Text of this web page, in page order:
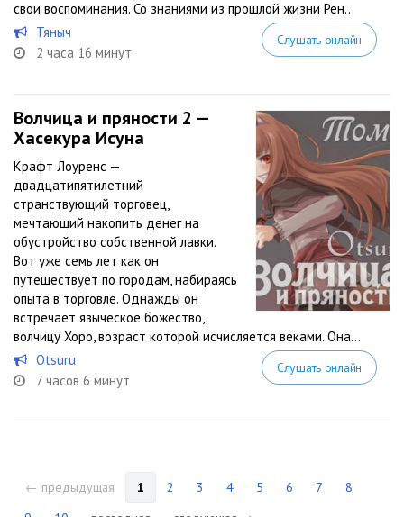
свои воспоминания. Со знаниями из прошлой жизни Рен...
Тяныч
2 часа 16 минут
Слушать онлайн
Волчица и пряности 2 —
Хасекура Исуна
Крафт Лоуренс —
двадцатипятилетний
странствующий торговец,
мечтающий накопить денег на
обустройство собственной лавки.
Вот уже семь лет как он
путешествует по городам, набираясь
опыта в торговле. Однажды он
встречает языческое божество,
волчицу Хоро, возраст которой исчисляется веками. Она...
Otsuru
7 часов 6 минут
Слушать онлайн
← предыдущая 1 2 3 4 5 6 7
8